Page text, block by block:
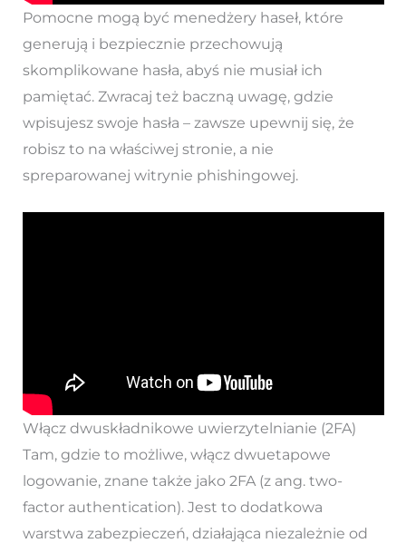
Pomocne mogą być menedżery haseł, które
generują i bezpiecznie przechowują
skomplikowane hasła, abyś nie musiał ich
pamiętać. Zwracaj też baczną uwagę, gdzie
wpisujesz swoje hasła – zawsze upewnij się, że
robisz to na właściwej stronie, a nie
spreparowanej witrynie phishingowej.
Włącz dwuskładnikowe uwierzytelnianie (2FA)
Tam, gdzie to możliwe, włącz dwuetapowe
logowanie, znane także jako 2FA (z ang. two-
factor authentication). Jest to dodatkowa
warstwa zabezpieczeń, działająca niezależnie od